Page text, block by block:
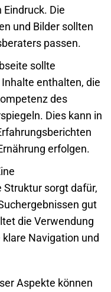
Die
und Bilder sollten
passen.
sollte
enthalten, die
des
Dies kann in
erfolgen.
sorgt dafür,
gut
die Verwendung
Navigation und
Aspekte können